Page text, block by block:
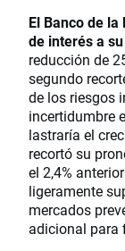
El Banco de
de interés a
reducción de
segundo
de los riesgos
incertidumbre
lastraría el
recortó su
el 2,4%
ligeramente
mercados
adicional para